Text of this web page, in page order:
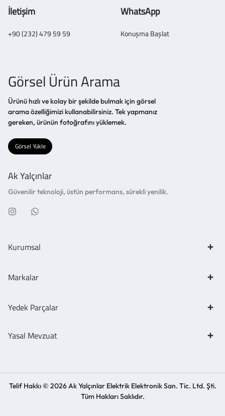
İletişim
+90 (232) 479 59 59
WhatsApp
Konuşma Başlat
Görsel Ürün Arama
Ürünü hızlı ve kolay bir şekilde bulmak için görsel
arama özelliğimizi kullanabilirsiniz. Tek yapmanız
gereken, ürünün fotoğrafını yüklemek.
Görsel Yükle
Ak Yalçınlar
Güvenilir teknoloji, üstün performans, sürekli yenilik.
Kurumsal
Markalar
Yedek Parçalar
Yasal Mevzuat
Telif Hakkı © 2026 Ak Yalçınlar Elektrik Elektronik San. Tic. Ltd. Şti.
Tüm Hakları Saklıdır.